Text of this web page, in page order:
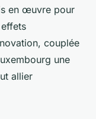
en œuvre pour
couplée
une
allier